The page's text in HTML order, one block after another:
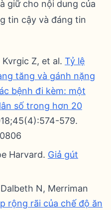
giữ cho nội dung của
tin cậy và đáng tin
Z, et al. Tỷ lệ
tăng và gánh nặng
bệnh đi kèm: một
số trong hơn 20
579.
Harvard. Giả gút
N, Merriman
rộng rãi của chế độ ăn